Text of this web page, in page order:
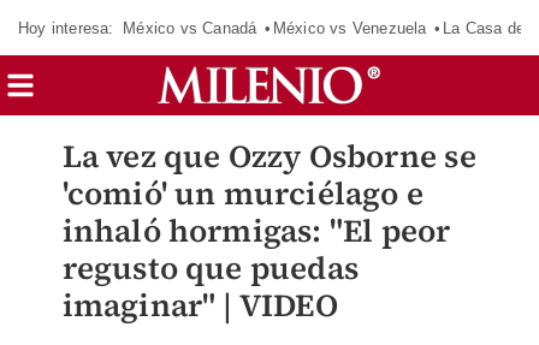
Hoy interesa: México vs Canadá México vs Venezuela La Casa de
La vez que Ozzy Osborne se
'comió' un murciélago e
inhaló hormigas: "El peor
regusto que puedas
imaginar" | VIDEO